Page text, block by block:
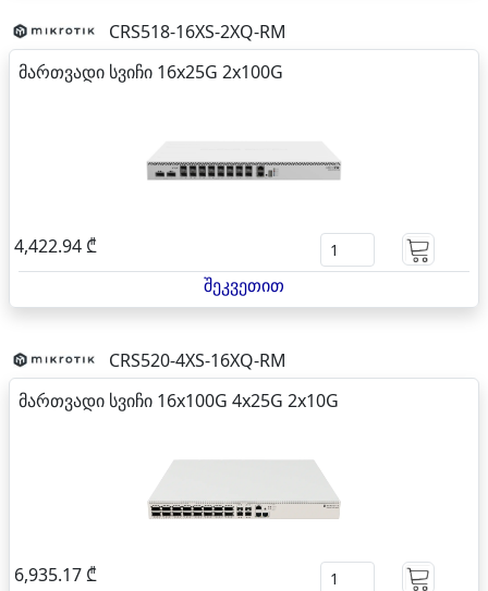
CRS518-16XS-2XQ-RM
მართვადი სვიჩი 16x25G 2x100G
4,422.94 ₾
შეკვეთით
CRS520-4XS-16XQ-RM
მართვადი სვიჩი 16x100G 4x25G 2x10G
6,935.17 ₾